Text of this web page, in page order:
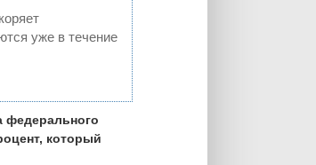
уже в течение
федерального
который